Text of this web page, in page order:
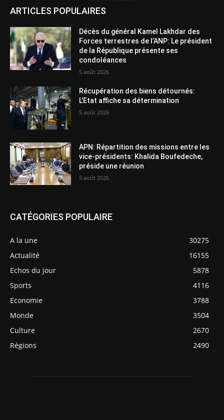
ARTICLES POPULAIRES
Décès du général Kamel Lakhdar des
Forces terrestres de l’ANP: Le président
de la République présente ses
condoléances
5 août 2026
Récupération des biens détournés:
L’Etat affiche sa détermination
5 août 2026
APN: Répartition des missions entre les
vice-présidents: Khalida Boufedeche,
préside une réunion
5 août 2026
CATÉGORIES POPULAIRE
A la une
30275
Actualité
16155
Echos du jour
5878
Sports
4116
Economie
3788
Monde
3504
Culture
2670
Régions
2490